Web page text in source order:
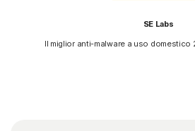
SE Labs
Il miglior anti-malware a uso domestico